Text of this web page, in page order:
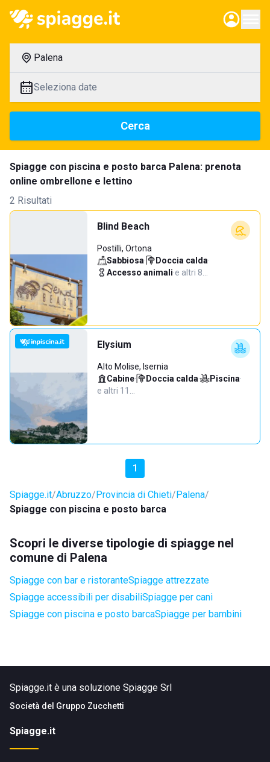
Palena
Seleziona date
Cerca
Spiagge con piscina e posto barca Palena: prenota
online ombrellone e lettino
2 Risultati
Blind Beach
Postilli, Ortona
Sabbiosa· Doccia calda·
Accesso animali·e altri 8…
Elysium
Alto Molise, Isernia
Cabine· Doccia calda· Piscina·
e altri 11…
1
Spiagge.it Abruzzo Provincia di Chieti Palena
Spiagge con piscina e posto barca
Scopri le diverse tipologie di spiagge nel
comune di Palena
Spiagge con bar e ristoranteSpiagge attrezzate
Spiagge accessibili per disabiliSpiagge per cani
Spiagge con piscina e posto barcaSpiagge per bambini
Spiagge.it è una soluzione Spiagge Srl
Società del Gruppo Zucchetti
Spiagge.it